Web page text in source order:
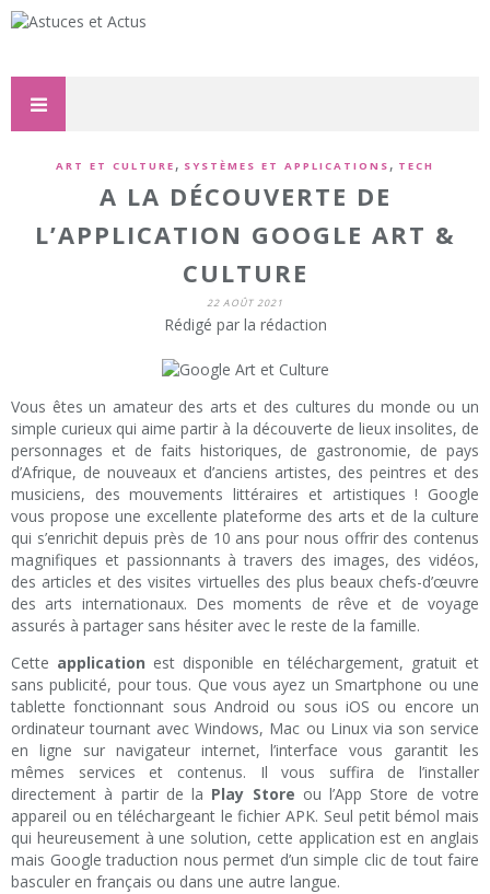
ART ET CULTURE , SYSTÈMES ET APPLICATIONS , TECH
A LA DÉCOUVERTE DE
L’APPLICATION GOOGLE ART &
CULTURE
22 AOÛT 2021
Rédigé par la rédaction
Vous êtes un amateur des arts et des cultures du monde ou un
simple curieux qui aime partir à la découverte de lieux insolites, de
personnages et de faits historiques, de gastronomie, de pays
d’Afrique, de nouveaux et d’anciens artistes, des peintres et des
musiciens, des mouvements littéraires et artistiques ! Google
vous propose une excellente plateforme des arts et de la culture
qui s’enrichit depuis près de 10 ans pour nous offrir des contenus
magnifiques et passionnants à travers des images, des vidéos,
des articles et des visites virtuelles des plus beaux chefs-d’œuvre
des arts internationaux. Des moments de rêve et de voyage
assurés à partager sans hésiter avec le reste de la famille.
Cette application est disponible en téléchargement, gratuit et
sans publicité, pour tous. Que vous ayez un Smartphone ou une
tablette fonctionnant sous Android ou sous iOS ou encore un
ordinateur tournant avec Windows, Mac ou Linux via son service
en ligne sur navigateur internet, l’interface vous garantit les
mêmes services et contenus. Il vous suffira de l’installer
directement à partir de la Play Store ou l’App Store de votre
appareil ou en téléchargeant le fichier APK. Seul petit bémol mais
qui heureusement à une solution, cette application est en anglais
mais Google traduction nous permet d’un simple clic de tout faire
basculer en français ou dans une autre langue.